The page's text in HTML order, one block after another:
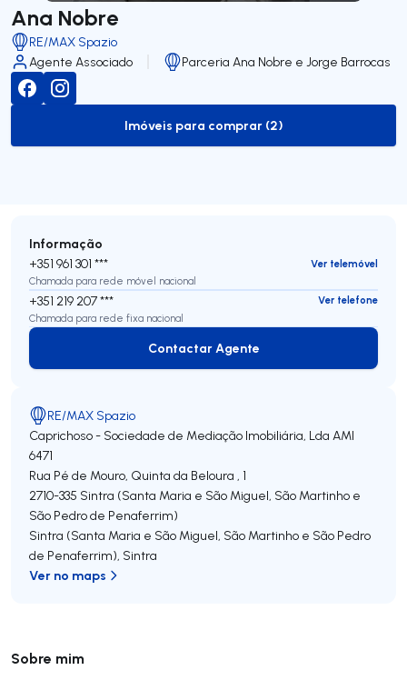
Ana Nobre
RE/MAX Spazio
Agente Associado
Parceria Ana Nobre e Jorge Barrocas
to-buy-listing
Imóveis para comprar (2)
Sobre mim
Informação
+351 961 301 ***
Ver telemóvel
Chamada para rede móvel nacional
+351 219 207 ***
Ver telefone
Chamada para rede fixa nacional
Contactar Agente
Contactar Agente
RE/MAX Spazio
Caprichoso - Sociedade de Mediação Imobiliária, Lda AMI
6471
Rua Pé de Mouro, Quinta da Beloura , 1
2710-335 Sintra (Santa Maria e São Miguel, São Martinho e
São Pedro de Penaferrim)
Sintra (Santa Maria e São Miguel, São Martinho e São Pedro
de Penaferrim), Sintra
Ver no maps